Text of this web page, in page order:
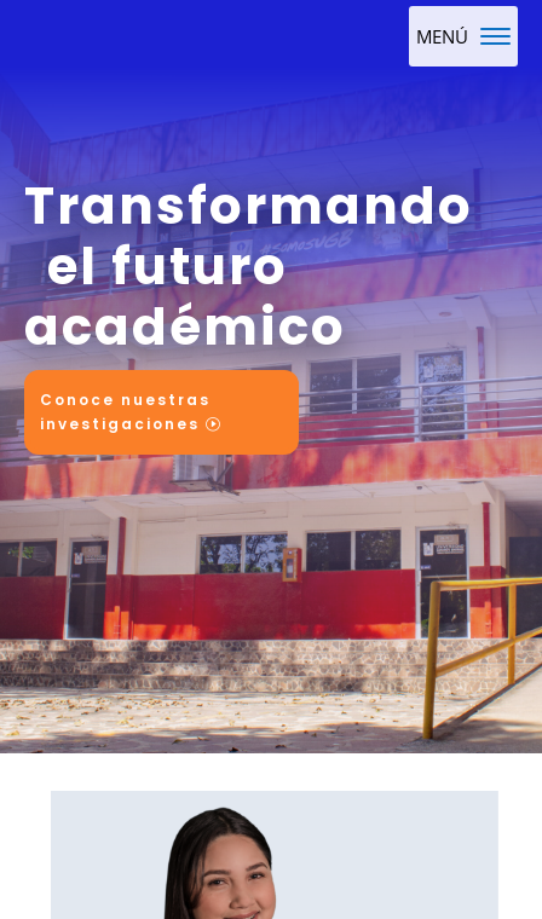
Transformando
el futuro
académico
Conoce nuestras
investigaciones